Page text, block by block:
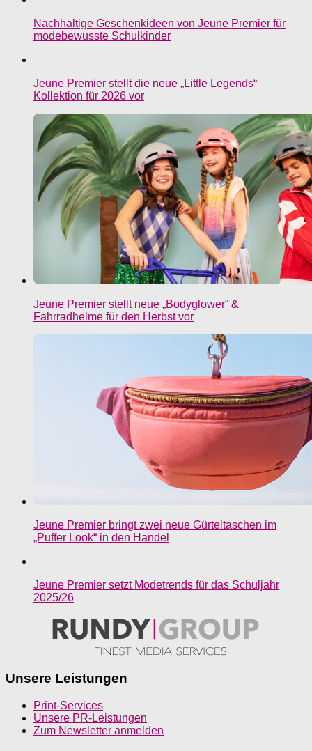
Nachhaltige Geschenkideen von Jeune Premier für
modebewusste Schulkinder
Jeune Premier stellt die neue „Little Legends“
Kollektion für 2026 vor
Jeune Premier stellt neue „Bodyglower“ &
Fahrradhelme für den Herbst vor
Jeune Premier bringt zwei neue Gürteltaschen im
„Puffer Look“ in den Handel
Jeune Premier setzt Modetrends für das Schuljahr
2025/26
Unsere Leistungen
Print-Services
Unsere PR-Leistungen
Zum Newsletter anmelden